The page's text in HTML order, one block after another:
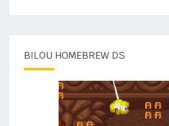
BILOU HOMEBREW DS